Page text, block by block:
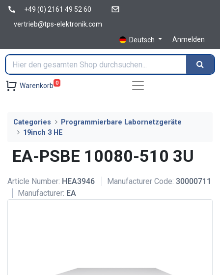
+49 (0) 2161 49 52 60
vertrieb@tps-elektronik.com
Deutsch
Anmelden
Warenkorb 0
Categories
Programmierbare Labornetzgeräte
19inch 3 HE
EA-PSBE 10080-510 3U
Article Number: HEA3946 Manufacturer Code: 30000711
Manufacturer: EA